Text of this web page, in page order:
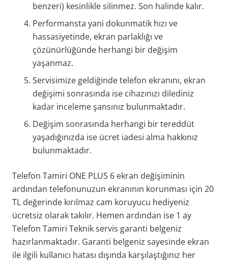
benzeri) kesinlikle silinmez. Son halinde kalır.
Performansta yani dokunmatik hızı ve
hassasiyetinde, ekran parlaklığı ve
çözünürlüğünde herhangi bir değişim
yaşanmaz.
Servisimize geldiğinde telefon ekranını, ekran
değişimi sonrasında ise cihazınızı dilediniz
kadar inceleme şansınız bulunmaktadır.
Değişim sonrasında herhangi bir tereddüt
yaşadığınızda ise ücret iadesi alma hakkınız
bulunmaktadır.
Telefon Tamiri ONE PLUS 6 ekran değişiminin
ardından telefonunuzun ekranının korunması için 20
TL değerinde kırılmaz cam koruyucu hediyeniz
ücretsiz olarak takılır. Hemen ardından ise 1 ay
Telefon Tamiri Teknik servis garanti belgeniz
hazırlanmaktadır. Garanti belgeniz sayesinde ekran
ile ilgili kullanıcı hatası dışında karşılaştığınız her